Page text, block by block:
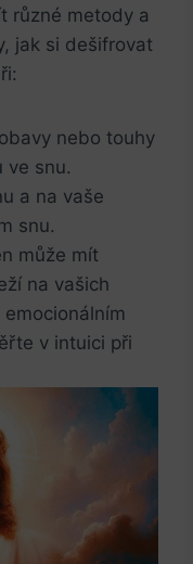
různé metody a
jak si dešifrovat
nebo touhy
ve snu.
a na vaše
snu.
může mít
na vašich
v intuici při